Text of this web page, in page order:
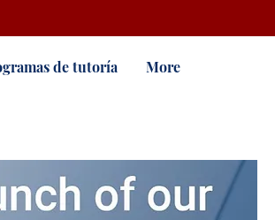
de tutoría More